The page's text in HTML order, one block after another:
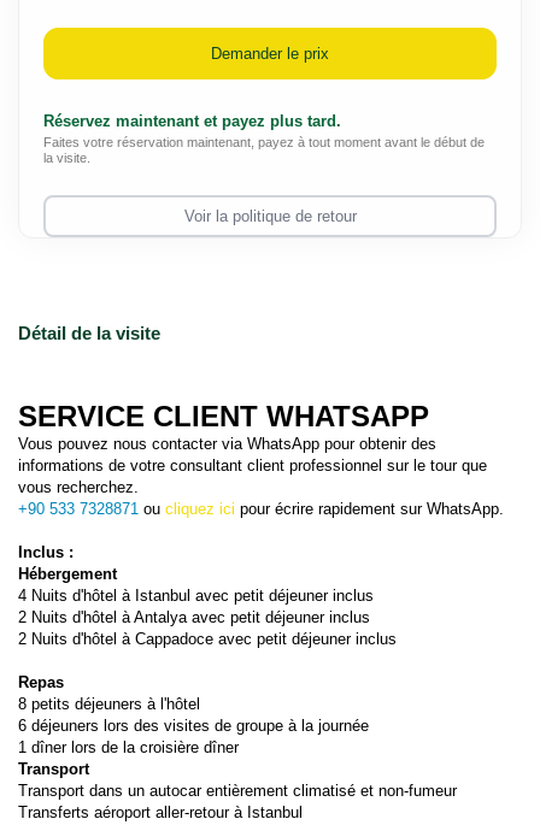
Détail de la visite
SERVICE CLIENT WHATSAPP
Vous pouvez nous contacter via WhatsApp pour obtenir des
informations de votre consultant client professionnel sur le tour que
vous recherchez.
+90 533 7328871 ou cliquez ici pour écrire rapidement sur WhatsApp.
Inclus :
Hébergement
4 Nuits d'hôtel à Istanbul avec petit déjeuner inclus
2 Nuits d'hôtel à Antalya avec petit déjeuner inclus
2 Nuits d'hôtel à Cappadoce avec petit déjeuner inclus
Repas
8 petits déjeuners à l'hôtel
6 déjeuners lors des visites de groupe à la journée
1 dîner lors de la croisière dîner
Transport
Transport dans un autocar entièrement climatisé et non-fumeur
Transferts aéroport aller-retour à Istanbul
Demander le prix
Réservez maintenant et payez plus tard.
Faites votre réservation maintenant, payez à tout moment avant le début de
la visite.
Voir la politique de retour